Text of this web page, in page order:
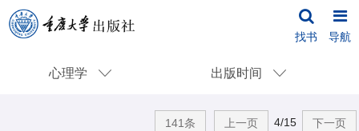
找书 导航
心理学 出版时间
141条 上一页 4/15 下一页